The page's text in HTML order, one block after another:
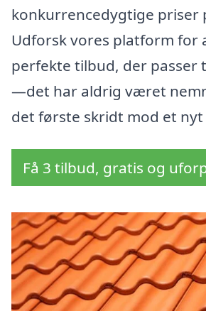
konkurrencedygtige priser
Udforsk vores platform for
perfekte tilbud, der passer
—det har aldrig været
det første skridt mod et nyt
Få 3 tilbud, gratis og